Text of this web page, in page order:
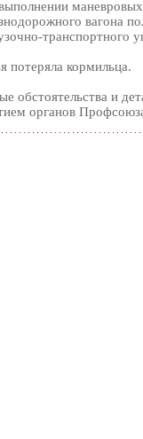
вагона
транспортного
потеряла кормильца.
обстоятельства и
органов